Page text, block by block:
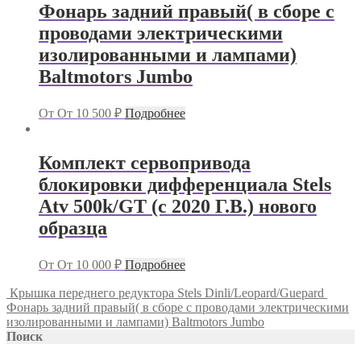
Фонарь задний правый( в сборе с
проводами электрическими
изолированными и лампами)
Baltmotors Jumbo
От От 10 500 ₽ Подробнее
Комплект сервопривода
блокировки дифференциала Stels
Atv 500k/GT (с 2020 Г.В.) нового
образца
От От 10 000 ₽ Подробнее
Крышка переднего редуктора Stels Dinli/Leopard/Guepard
Фонарь задний правый( в сборе с проводами электрическими
изолированными и лампами) Baltmotors Jumbo
Поиск